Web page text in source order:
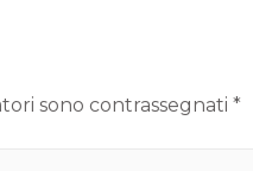
sono contrassegnati *